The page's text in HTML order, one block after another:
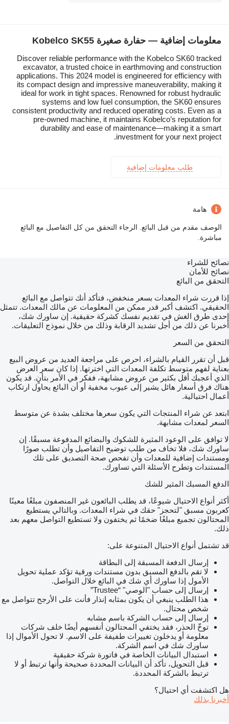
معلومات إضافية — حفارة صغيرة Kobelco SK55
Discover reliable performance with the Kobelco SK60 tracked
excavator, a trusted choice in earthmoving and construction
applications. This 2024 model is engineered for efficiency with
its compact design and impressive maneuverability, making it
ideal for work in tight spaces. Renowned for robust hydraulic
systems and low fuel consumption, the SK60 ensures
consistent productivity and reduced operating costs. Even as a
pre-owned machine, it maintains Kobelco’s reputation for
durability and ease of maintenance—making it a smart
investment for your next project.
طلب معلومات إضافية
هامة
الوصف مقدم من قبل البائع. الرجاء التحقق من كل التفاصيل مع البائع
مباشرة.
نصائح للشراء
نصائح للأمان
التحقق من البائع
إذا قررت شراء المعدات بسعر منخفض، فتأكد أنك تتواصل مع البائع
الحقيقي. اكتشف أكبر قدر ممكن من المعلومات عن مالك المعدات. تتمثل
إحدى طرق الغش في تقديم نفسك كشركة حقيقية. إن ساورك شك،
أخبرنا عن ذلك من أجل تشديد الرقابة وذلك من خلال نموذج التعليقات.
التحقق من السعر
قبل أن تقرر القيام بالشراء، احرص على مراجعة العديد من عروض البيع
بعناية لفهم متوسط تكلفة المعدات التي اخترتها. إذا كان سعر العرض
الذي أعجبك أقل بكثير من عروض مشابهة، ففكر في الأمر بتأنٍ. قد يكون
هناك فرق أسعار هائل يشير إلى عيوب مخفية أو أن البائع يحاول ارتكاب
أعمال احتيالية.
ابتعد عن شراء المنتجات التي يكون سعرها مختلف بشدة عن متوسط
السعر لمعدات مشابهة.
لا توافق على الوعود المثيرة للشكوك والبضائع المدفوعة مسبقًا. إن
ساورك شك، فلا تخاف من طلب توضيح التفاصيل وأن تطلب صورًا
ومستندات إضافية للمعدات وأن تفحص صحة التصديق على تلك
المستندات وتطرح الأسئلة التي تساورك.
الدفع المسبك المثير للشك
أكثر أنواع الاحتيال شيوعًا، قد يطلب البائعون غير المنصفون مبلغًا معينًا
كعربون مسبق "لتحجز" حقك في شراء المعدات. وبالتالي يستطيع
المحتالون تجميع مبلغًا ضخمًا ثم يختفون ولا تستطيع التواصل معهم بعد
ذلك.
قد تشتمل أنواع الاحتيال المتنوعة على:
إرسال الدفعة المسبقة إلى البطاقة
لا تقم بالدفع المسبق بدون مستندات ورقية تؤكد عملية تحويل
الأمول إذا ساورك أي شك في البائع خلال التواصل.
إرسال إلى حساب "الوصي" “Trustee”
هذا الطلب ينبغي أن يكون بمثابه إنذار فأنت على الأرجح تتواصل مع
شخص محتال.
إرسال إلى حساب الشركة باسم مشابه
توخّ الحذر، فقد يختفي المحتالون أنفسهم أيضًا خلف شركات
معلومة أو يدخلون تغييرات طفيفة على الاسم. لا تحول الأموال إذا
ساورك شك في اسم الشركة.
استبدال البيانات الخاصة في فاتورة شركة حقيقية
قبل التحويل، تأكد أن البيانات المحددة صحيحة وأنها ترتبط أو لا
ترتبط بالشركة المحددة.
هل اكتشفت أي احتيال؟
أخبرنا بذلك